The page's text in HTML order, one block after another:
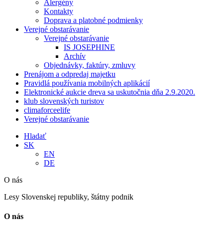
Alergény
Kontakty
Doprava a platobné podmienky
Verejné obstarávanie
Verejné obstarávanie
IS JOSEPHINE
Archív
Objednávky, faktúry, zmluvy
Prenájom a odpredaj majetku
Pravidlá používania mobilných aplikácií
Elektronické aukcie dreva sa uskutočnia dňa 2.9.2020.
klub slovenských turistov
climaforceelife
Verejné obstarávanie
Hladať
SK
EN
DE
O nás
Lesy Slovenskej republiky, štátny podnik
O nás